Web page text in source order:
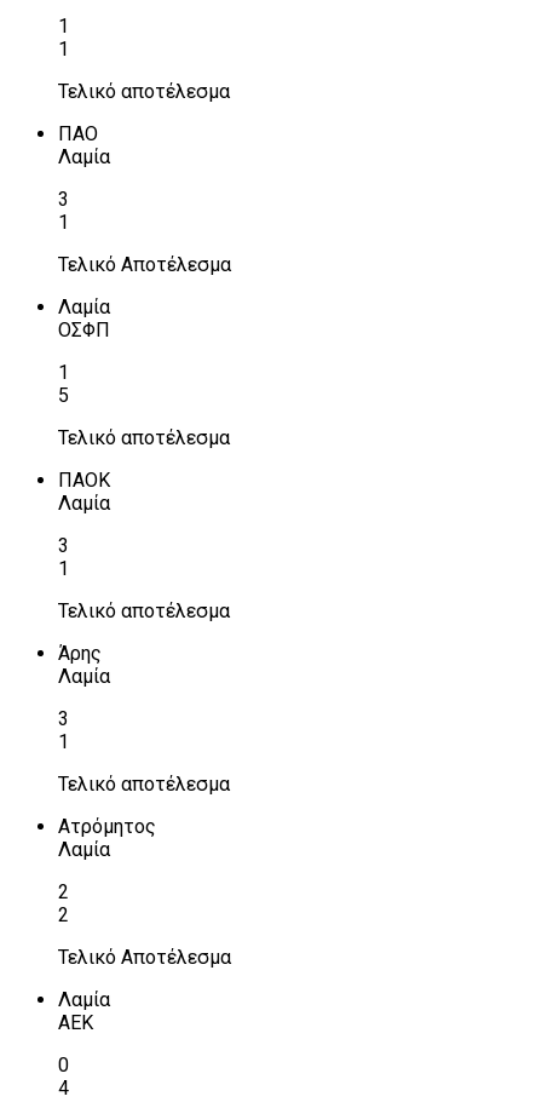
1
1
Τελικό αποτέλεσμα
ΠΑΟ
Λαμία
3
1
Τελικό Αποτέλεσμα
Λαμία
ΟΣΦΠ
1
5
Τελικό αποτέλεσμα
ΠΑΟΚ
Λαμία
3
1
Τελικό αποτέλεσμα
Άρης
Λαμία
3
1
Τελικό αποτέλεσμα
Ατρόμητος
Λαμία
2
2
Τελικό Αποτέλεσμα
Λαμία
ΑΕΚ
0
4